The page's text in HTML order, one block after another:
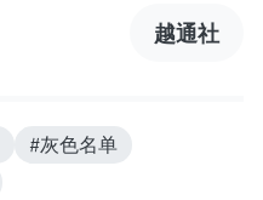
越通社
#灰色名单